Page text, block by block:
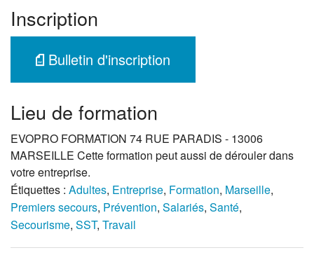
Inscription
Bulletin d'inscription
Lieu de formation
EVOPRO FORMATION 74 RUE PARADIS - 13006
MARSEILLE Cette formation peut aussi de dérouler dans
votre entreprise.
Étiquettes : Adultes, Entreprise, Formation, Marseille,
Premiers secours, Prévention, Salariés, Santé,
Secourisme, SST, Travail